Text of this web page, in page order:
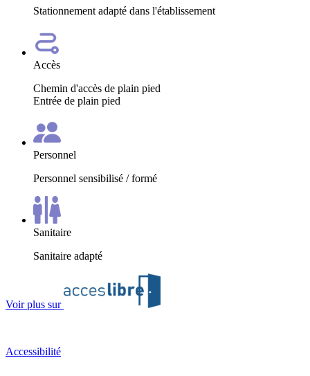
Stationnement adapté dans l'établissement
Accès
Chemin d'accès de plain pied
Entrée de plain pied
Personnel
Personnel sensibilisé / formé
Sanitaire
Sanitaire adapté
Voir plus sur
Accessibilité